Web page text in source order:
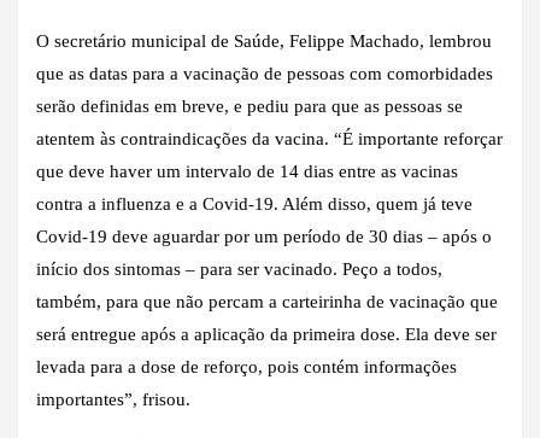
O secretário municipal de Saúde, Felippe Machado, lembrou
que as datas para a vacinação de pessoas com comorbidades
serão definidas em breve, e pediu para que as pessoas se
atentem às contraindicações da vacina. “É importante reforçar
que deve haver um intervalo de 14 dias entre as vacinas
contra a influenza e a Covid-19. Além disso, quem já teve
Covid-19 deve aguardar por um período de 30 dias – após o
início dos sintomas – para ser vacinado. Peço a todos,
também, para que não percam a carteirinha de vacinação que
será entregue após a aplicação da primeira dose. Ela deve ser
levada para a dose de reforço, pois contém informações
importantes”, frisou.